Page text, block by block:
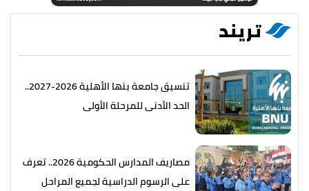
تريند
تنسيق جامعة بنها الأهلية 2026-2027..
الحد الأدنى للمرحلة الأولى
مصاريف المدارس الحكومية 2026.. تعرف
على الرسوم الدراسية لجميع المراحل